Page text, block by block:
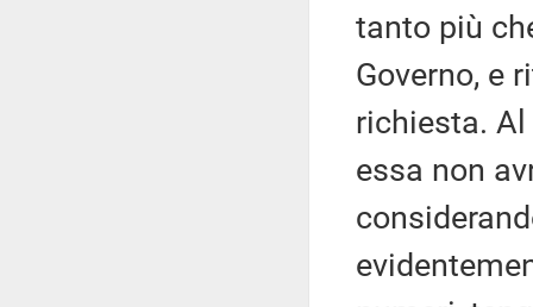
tanto più
Governo, e
richiesta.
essa non